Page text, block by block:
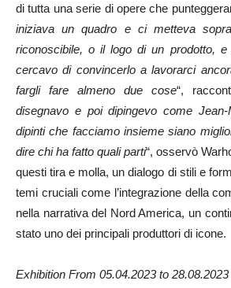
di tutta una serie di opere che
iniziava un quadro e ci metteva
riconoscibile, o il logo di un prodotto,
cercavo di convincerlo a lavorarci
fargli fare almeno due cose“,
disegnavo e poi dipingevo come
dipinti che facciamo insieme siano
dire chi ha fatto quali parti“, osservò
questi tira e molla, un dialogo di stili e
temi cruciali come l’integrazione della
nella narrativa del Nord America, un
stato uno dei principali produttori di icone.
Exhibition From 05.04.2023 to 28.08.2023